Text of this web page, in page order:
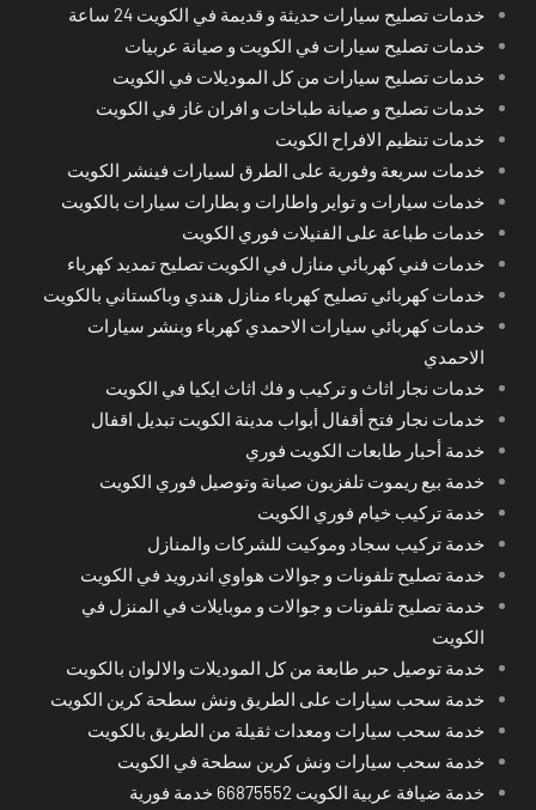
خدمات تصليح سيارات حديثة و قديمة في الكويت 24 ساعة
خدمات تصليح سيارات في الكويت و صيانة عربيات
خدمات تصليح سيارات من كل الموديلات في الكويت
خدمات تصليح و صيانة طباخات و افران غاز في الكويت
خدمات تنظيم الافراح الكويت
خدمات سريعة وفورية على الطرق لسيارات فينشر الكويت
خدمات سيارات و تواير واطارات و بطارات سيارات بالكويت
خدمات طباعة على الفنيلات فوري الكويت
خدمات فني كهربائي منازل في الكويت تصليح تمديد كهرباء
خدمات كهربائي تصليح كهرباء منازل هندي وباكستاني بالكويت
خدمات كهربائي سيارات الاحمدي كهرباء وبنشر سيارات
الاحمدي
خدمات نجار اثاث و تركيب و فك اثاث ايكيا في الكويت
خدمات نجار فتح أقفال أبواب مدينة الكويت تبديل اقفال
خدمة أحبار طابعات الكويت فوري
خدمة بيع ريموت تلفزيون صيانة وتوصيل فوري الكويت
خدمة تركيب خيام فوري الكويت
خدمة تركيب سجاد وموكيت للشركات والمنازل
خدمة تصليح تلفونات و جوالات هواوي اندرويد في الكويت
خدمة تصليح تلفونات و جوالات و موبايلات في المنزل في
الكويت
خدمة توصيل حبر طابعة من كل الموديلات والالوان بالكويت
خدمة سحب سيارات على الطريق ونش سطحة كرين الكويت
خدمة سحب سيارات ومعدات ثقيلة من الطريق بالكويت
خدمة سحب سيارات ونش كرين سطحة في الكويت
خدمة ضيافة عربية الكويت 66875552 خدمة فورية